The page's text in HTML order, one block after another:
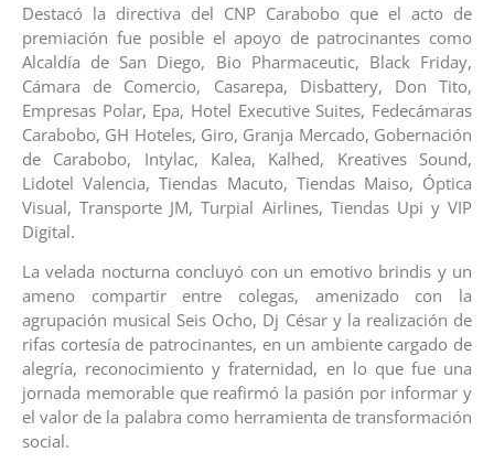
Destacó la directiva del CNP Carabobo que el acto de
premiación fue posible el apoyo de patrocinantes como
Alcaldía de San Diego, Bio Pharmaceutic, Black Friday,
Cámara de Comercio, Casarepa, Disbattery, Don Tito,
Empresas Polar, Epa, Hotel Executive Suites, Fedecámaras
Carabobo, GH Hoteles, Giro, Granja Mercado, Gobernación
de Carabobo, Intylac, Kalea, Kalhed, Kreatives Sound,
Lidotel Valencia, Tiendas Macuto, Tiendas Maiso, Óptica
Visual, Transporte JM, Turpial Airlines, Tiendas Upi y VIP
Digital.
La velada nocturna concluyó con un emotivo brindis y un
ameno compartir entre colegas, amenizado con la
agrupación musical Seis Ocho, Dj César y la realización de
rifas cortesía de patrocinantes, en un ambiente cargado de
alegría, reconocimiento y fraternidad, en lo que fue una
jornada memorable que reafirmó la pasión por informar y
el valor de la palabra como herramienta de transformación
social.